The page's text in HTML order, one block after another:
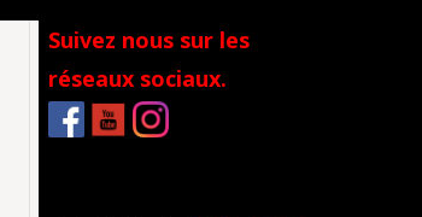
Suivez nous sur les
réseaux sociaux.